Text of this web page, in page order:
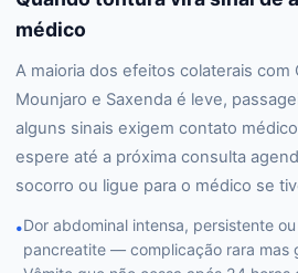
médico
A maioria dos efeitos colaterais com
Mounjaro e Saxenda é leve,
alguns sinais exigem contato
espere até a próxima consulta
socorro ou ligue para o médico se
•Dor abdominal intensa, persistente
pancreatite — complicação rara mas